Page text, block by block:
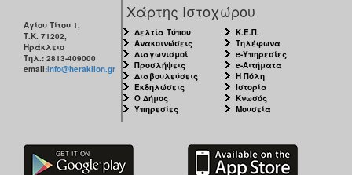
Αγίου Τίτου 1,
Τ.Κ. 71202,
Ηράκλειο
Τηλ.: 2813-409000
email:info@heraklion.gr
Χάρτης Ιστοχώρου
Δελτία Τύπου
Ανακοινώσεις
Διαγωνισμοί
Προσλήψεις
Διαβουλεύσεις
Εκδηλώσεις
Ο Δήμος
Υπηρεσίες
Κ.Ε.Π.
Τηλέφωνα
e-Υπηρεσίες
e-Αιτήματα
Η Πόλη
Ιστορία
Κνωσός
Μουσεία